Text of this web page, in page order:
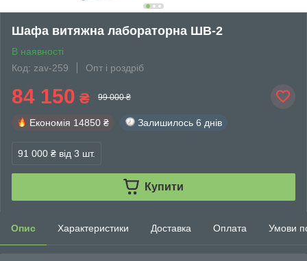
Шафа витяжна лабораторна ШВ-2
В наявності
Код: zav-259
Опт і роздріб
84 150 ₴ 99 000 ₴
Економія 14850 ₴ Залишилось 6 днів
91 000 ₴ від 3 шт.
Купити
Опис Характеристики Доставка Оплата Умови